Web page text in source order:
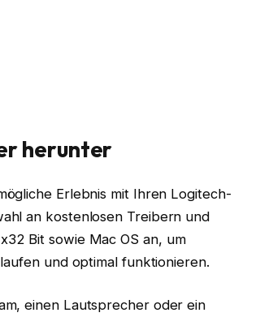
herunter
Erlebnis mit Ihren Logitech-
an kostenlosen Treibern und
Bit sowie Mac OS an, um
und optimal funktionieren.
einen Lautsprecher oder ein